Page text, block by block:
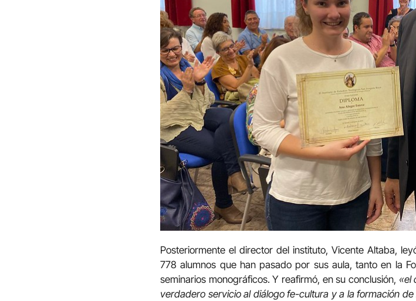
Posteriormente el director del instituto, Vicente Altaba,
778 alumnos que han pasado por sus aula, tanto en la
seminarios monográficos. Y reafirmó, en su conclusión, «el
verdadero servicio al diálogo fe-cultura y a la formación